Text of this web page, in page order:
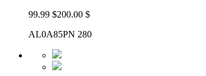
99.99 $200.00 $
AL0A85PN 280